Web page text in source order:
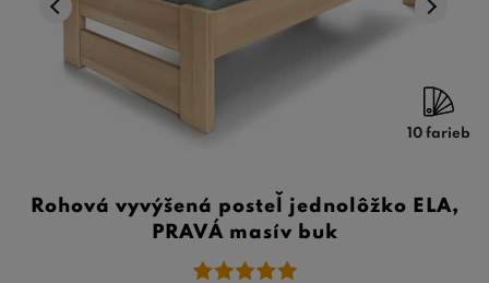
10 farieb
Rohová vyvýšená posteľ jednolôžko ELA,
PRAVÁ masív buk